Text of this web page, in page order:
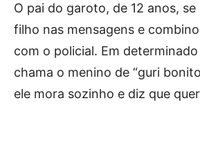
O pai do garoto, de 12 anos, se
filho nas mensagens e
com o policial. Em
chama o menino de “guri
ele mora sozinho e diz que